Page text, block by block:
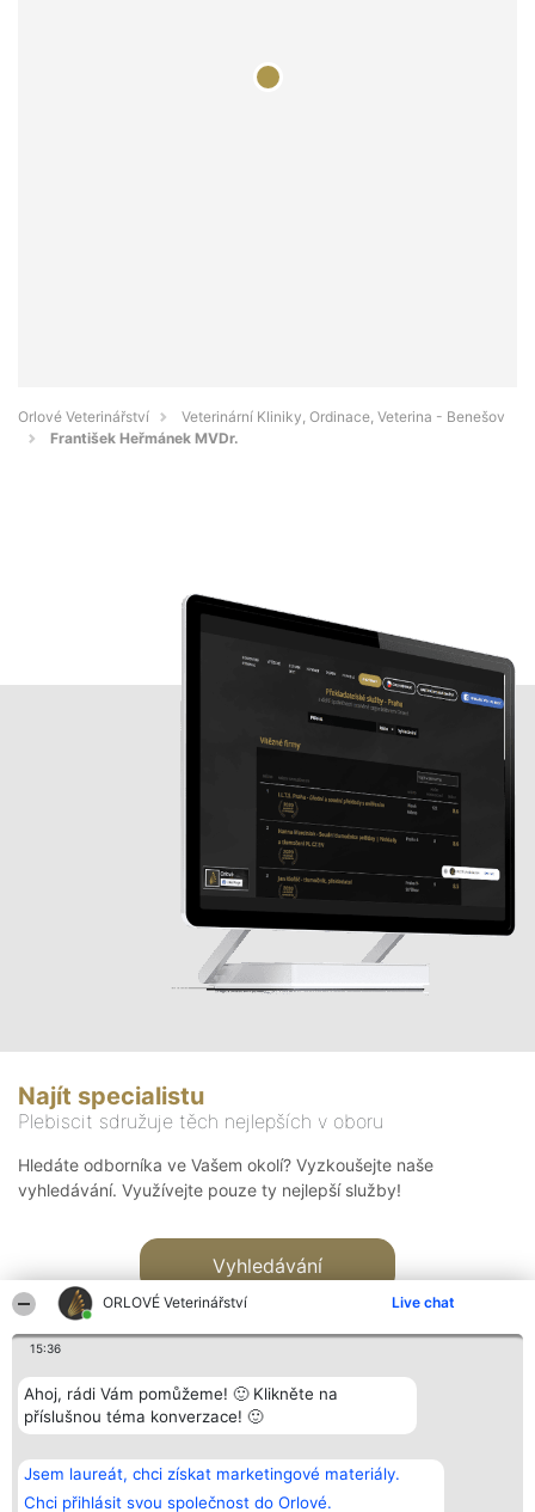
ORLOVÉ Veterinářství Live chat
15:36
Ahoj, rádi Vám pomůžeme! 🙂 Klikněte na
příslušnou téma konverzace! 🙂
Jsem laureát, chci získat marketingové materiály.
Chci přihlásit svou společnost do Orlové.
Orlové Veterinářství
Veterinární Kliniky, Ordinace, Veterina - Benešov
František Heřmánek MVDr.
Najít specialistu
Plebiscit sdružuje těch nejlepších v oboru
Hledáte odborníka ve Vašem okolí? Vyzkoušejte naše
vyhledávání. Využívejte pouze ty nejlepší služby!
Vyhledávání
Bright Side Solutions sp. z o.
o. sp. k.
ul. Ruska 22
Vítězové
Seznam všech
laureátů
Kontakt